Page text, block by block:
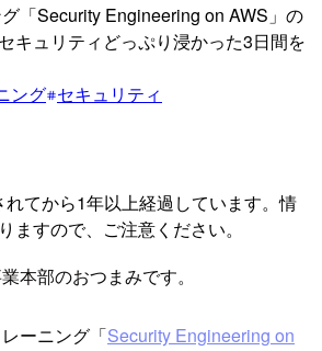
「Security Engineering on AWS」の
キュリティどっぷり浸かった3日間を
ング セキュリティ
れてから1年以上経過しています。情
ますので、ご注意ください。
本部のおつまみです。
ーニング「Security Engineering on